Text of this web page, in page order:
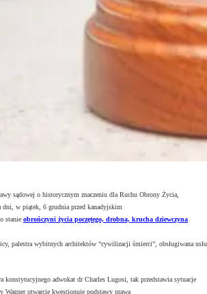
sądowej o historycznym znaczeniu dla Ruchu Obrony Życia,
w piątek, 6 grudnia przed kanadyjskim
stanie obrończyni życia poczętego, drobna, krucha dziewczyna
palestra wybitnych architektów “cywilizacji śmierci”, obsługiwana
konstytucyjnego adwokat dr Charles Lugosi, tak przedstawia sytuacje
Wagner otwarcie kwestionuje podstawy prawa